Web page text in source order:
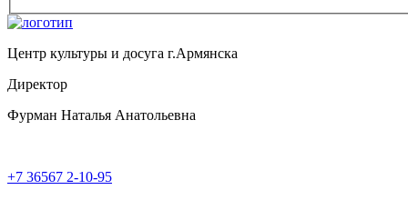
Центр культуры и досуга г.Армянска
Директор
Фурман Наталья Анатольевна
+7 36567 2-10-95